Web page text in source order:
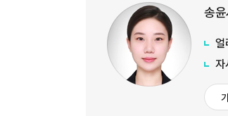
송
얼
자